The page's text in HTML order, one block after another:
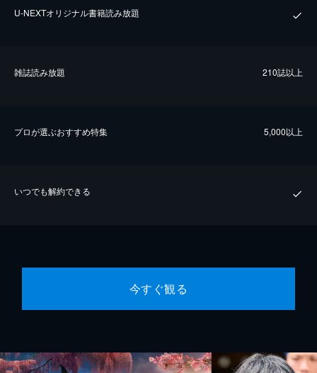
U-NEXTオリジナル書籍読み放題
雑誌読み放題 210誌以上
プロが選ぶおすすめ特集 5,000以上
いつでも解約できる
今すぐ観る